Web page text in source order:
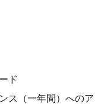
ド
ス（一年間）へのア